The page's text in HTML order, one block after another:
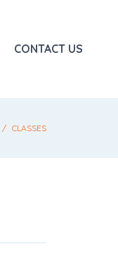
CONTACT US
CLASSES